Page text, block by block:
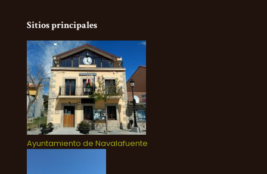
Sitios principales
Ayuntamiento de Navalafuente